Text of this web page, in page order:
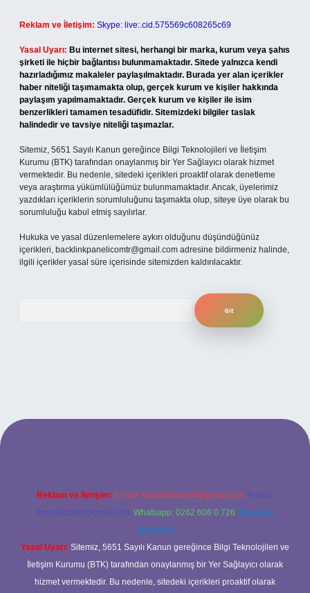
Reklam ve İletişim: Skype: live:.cid.575569c608265c69
Yasal Uyarı: Bu internet sitesi, herhangi bir marka, kurum veya şahıs
şirketi ile hiçbir bağlantısı bulunmamaktadır. Sitede yalnızca kendi
hazırladığımız makaleler paylaşılmaktadır. Burada yer alan içerikler
haber niteliği taşımamakta olup, gerçek kurum ve kişiler hakkında
paylaşım yapılmamaktadır. Gerçek kurum ve kişiler ile isim
benzerlikleri tamamen tesadüfidir. Sitemizdeki bilgiler taslak
halindedir ve tavsiye niteliği taşımazlar.
Sitemiz, 5651 Sayılı Kanun gereğince Bilgi Teknolojileri ve İletişim
Kurumu (BTK) tarafından onaylanmış bir Yer Sağlayıcı olarak hizmet
vermektedir. Bu nedenle, sitedeki içerikleri proaktif olarak denetleme
veya araştırma yükümlülüğümüz bulunmamaktadır. Ancak, üyelerimiz
yazdıkları içeriklerin sorumluluğunu taşımakta olup, siteye üye olarak bu
sorumluluğu kabul etmiş sayılırlar.
Hukuka ve yasal düzenlemelere aykırı olduğunu düşündüğünüz
içerikleri, backlinkpanelicomtr@gmail.com adresine bildirmeniz halinde,
ilgili içerikler yasal süre içerisinde sitemizden kaldırılacaktır.
bahis sitesi
Reklam ve İletişim: E-mail: backlinkpaneli@gmail.com Teams:
forumhizmeti@gmail.com Whatsapp: 0262 606 0 726 Telegram:
@karabul
Yasal Uyarı: Sitemiz, 5651 Sayılı Kanun gereğince Bilgi Teknolojileri ve
İletişim Kurumu (BTK) tarafından onaylanmış bir Yer Sağlayıcı olarak
hizmet vermektedir. Bu nedenle, sitedeki içerikleri proaktif olarak